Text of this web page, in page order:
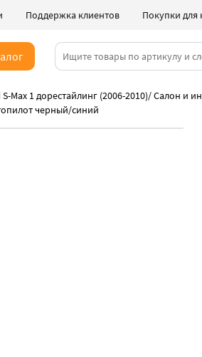
Поддержка клиентов Покупки для
Max 1 дорестайлинг (2006-2010)/Салон и
черный/синий